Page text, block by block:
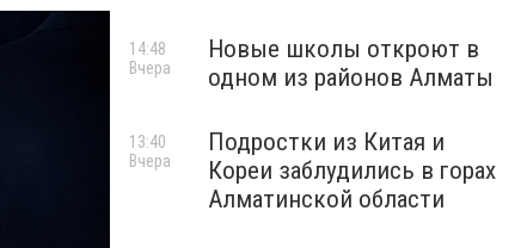
Новые школы откроют в
одном из районов Алматы
14:48
Вчера
Подростки из Китая и
Кореи заблудились в горах
Алматинской области
13:40
Вчера